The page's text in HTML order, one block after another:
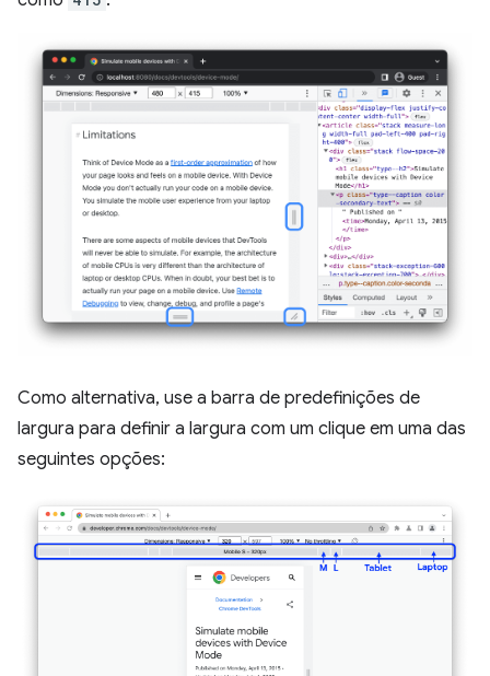
Como alternativa, use a barra de predefinições de
largura para definir a largura com um clique em uma das
seguintes opções: